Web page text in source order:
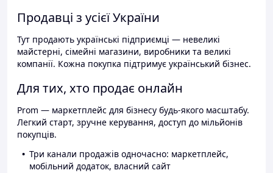
Продавці з усієї України
Тут продають українські підприємці — невеликі
майстерні, сімейні магазини, виробники та великі
компанії. Кожна покупка підтримує український бізнес.
Для тих, хто продає онлайн
Prom — маркетплейс для бізнесу будь-якого масштабу.
Легкий старт, зручне керування, доступ до мільйонів
покупців.
Три канали продажів одночасно: маркетплейс,
мобільний додаток, власний сайт